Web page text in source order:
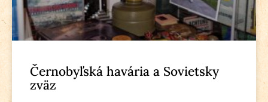
Černobyľská havária a Sovietsky
zväz